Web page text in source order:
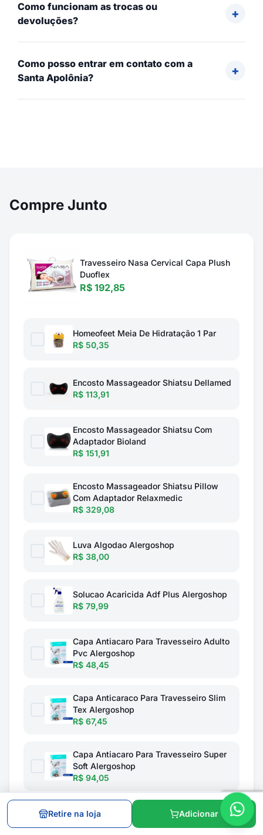
Como funcionam as trocas ou
devoluções?
Como posso entrar em contato com a
Santa Apolônia?
Compre Junto
Travesseiro Nasa Cervical Capa Plush
Duoflex
R$ 192,85
Homeofeet Meia De Hidratação 1 Par
R$ 50,35
Encosto Massageador Shiatsu Dellamed
R$ 113,91
Encosto Massageador Shiatsu Com
Adaptador Bioland
R$ 151,91
Encosto Massageador Shiatsu Pillow
Com Adaptador Relaxmedic
R$ 329,08
Luva Algodao Alergoshop
R$ 38,00
Solucao Acaricida Adf Plus Alergoshop
R$ 79,99
Capa Antiacaro Para Travesseiro Adulto
Pvc Alergoshop
R$ 48,45
Capa Anticaraco Para Travesseiro Slim
Tex Alergoshop
R$ 67,45
Capa Antiacaro Para Travesseiro Super
Soft Alergoshop
R$ 94,05
Total do combo:
Retire na loja Adicionar